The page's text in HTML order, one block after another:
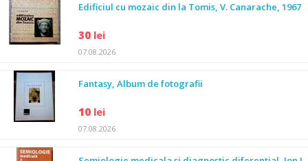
Edificiul cu mozaic din la Tomis, V. Canarache, 1967
30 lei
07.08.2026
Fantasy, Album de fotografii
10 lei
07.08.2026